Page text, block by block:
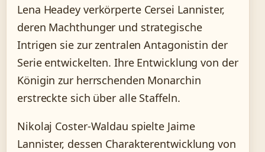
Lena Headey verkörperte Cersei Lannister,
deren Machthunger und strategische
Intrigen sie zur zentralen Antagonistin der
Serie entwickelten. Ihre Entwicklung von der
Königin zur herrschenden Monarchin
erstreckte sich über alle Staffeln.
Nikolaj Coster-Waldau spielte Jaime
Lannister, dessen Charakterentwicklung von